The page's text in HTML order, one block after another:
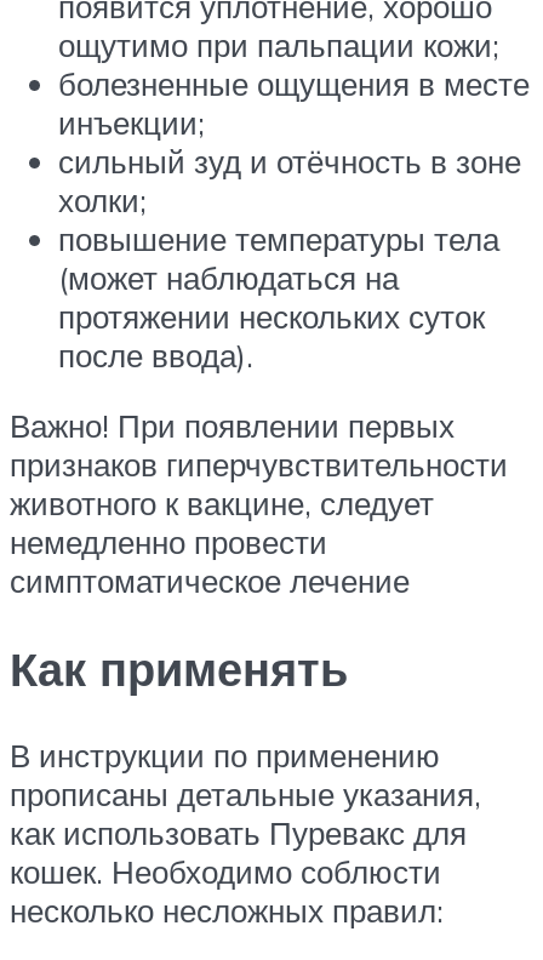
ощутимо при пальпации кожи;
болезненные ощущения в месте
инъекции;
сильный зуд и отёчность в зоне
холки;
повышение температуры тела
(может наблюдаться на
протяжении нескольких суток
после ввода).
Важно! При появлении первых
признаков гиперчувствительности
животного к вакцине, следует
немедленно провести
симптоматическое лечение
Как применять
В инструкции по применению
прописаны детальные указания,
как использовать Пуревакс для
кошек. Необходимо соблюсти
несколько несложных правил: